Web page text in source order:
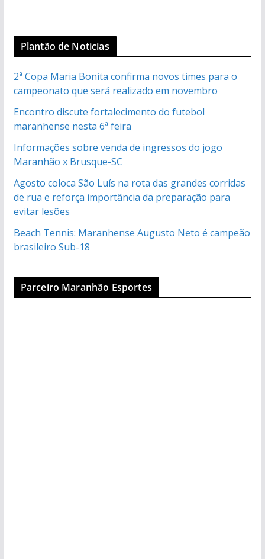
Plantão de Noticias
2ª Copa Maria Bonita confirma novos times para o
campeonato que será realizado em novembro
Encontro discute fortalecimento do futebol
maranhense nesta 6ª feira
Informações sobre venda de ingressos do jogo
Maranhão x Brusque-SC
Agosto coloca São Luís na rota das grandes corridas
de rua e reforça importância da preparação para
evitar lesões
Beach Tennis: Maranhense Augusto Neto é campeão
brasileiro Sub-18
Parceiro Maranhão Esportes